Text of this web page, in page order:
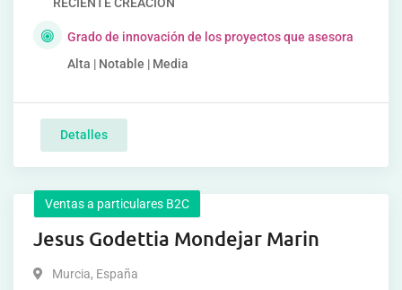
Grado de innovación de los proyectos que asesora
Alta | Notable | Media
Detalles
Ventas a particulares B2C
Jesus Godettia Mondejar Marin
Murcia, España